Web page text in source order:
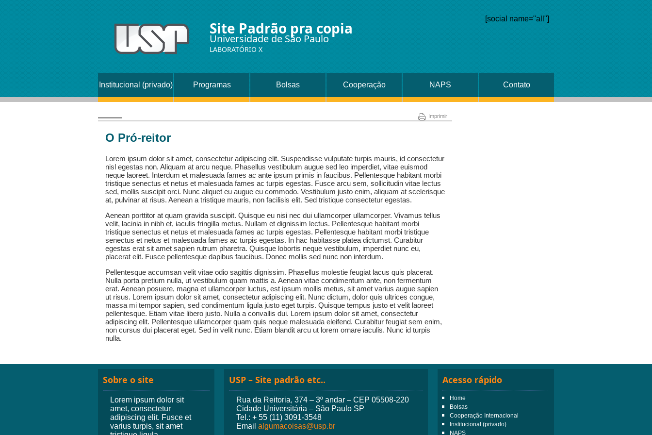
Site Padrão pra copia
Universidade de São Paulo
LABORATÓRIO X
[social name="all"]
Institucional (privado) Programas Bolsas Cooperação NAPS Contato
Imprimir
O Pró-reitor
Lorem ipsum dolor sit amet, consectetur adipiscing elit. Suspendisse vulputate turpis mauris, id consectetur
nisl egestas non. Aliquam at arcu neque. Phasellus vestibulum augue sed leo imperdiet, vitae euismod
neque laoreet. Interdum et malesuada fames ac ante ipsum primis in faucibus. Pellentesque habitant morbi
tristique senectus et netus et malesuada fames ac turpis egestas. Fusce arcu sem, sollicitudin vitae lectus
sed, mollis suscipit orci. Nunc aliquet eu augue eu commodo. Vestibulum justo enim, aliquam at scelerisque
at, pulvinar at risus. Aenean a tristique mauris, non facilisis elit. Sed tristique consectetur egestas.
Aenean porttitor at quam gravida suscipit. Quisque eu nisi nec dui ullamcorper ullamcorper. Vivamus tellus
velit, lacinia in nibh et, iaculis fringilla metus. Nullam et dignissim lectus. Pellentesque habitant morbi
tristique senectus et netus et malesuada fames ac turpis egestas. Pellentesque habitant morbi tristique
senectus et netus et malesuada fames ac turpis egestas. In hac habitasse platea dictumst. Curabitur
egestas erat sit amet sapien rutrum pharetra. Quisque lobortis neque vestibulum, imperdiet nunc eu,
placerat elit. Fusce pellentesque dapibus faucibus. Donec mollis sed nunc non interdum.
Pellentesque accumsan velit vitae odio sagittis dignissim. Phasellus molestie feugiat lacus quis placerat.
Nulla porta pretium nulla, ut vestibulum quam mattis a. Aenean vitae condimentum ante, non fermentum
erat. Aenean posuere, magna et ullamcorper luctus, est ipsum mollis metus, sit amet varius augue sapien
ut risus. Lorem ipsum dolor sit amet, consectetur adipiscing elit. Nunc dictum, dolor quis ultrices congue,
massa mi tempor sapien, sed condimentum ligula justo eget turpis. Quisque tempus justo et velit laoreet
pellentesque. Etiam vitae libero justo. Nulla a convallis dui. Lorem ipsum dolor sit amet, consectetur
adipiscing elit. Pellentesque ullamcorper quam quis neque malesuada eleifend. Curabitur feugiat sem enim,
non cursus dui placerat eget. Sed in velit nunc. Etiam blandit arcu ut lorem ornare iaculis. Nunc id turpis
nulla.
Sobre o site
Lorem ipsum dolor sit
amet, consectetur
adipiscing elit. Fusce et
varius turpis, sit amet
USP – Site padrão etc..
Rua da Reitoria, 374 – 3º andar – CEP 05508-220
Cidade Universitária – São Paulo SP
Tel.: + 55 (11) 3091-3548
Email algumacoisas@usp.br
Acesso rápido
Home
Bolsas
Cooperação Internacional
Institucional (privado)
NAPS